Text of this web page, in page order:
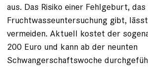
aus. Das Risiko einer Fehlgeburt,
Fruchtwasseuntersuchung gibt,
vermeiden. Aktuell kostet der
200 Euro und kann ab der neunten
Schwangerschaftswoche